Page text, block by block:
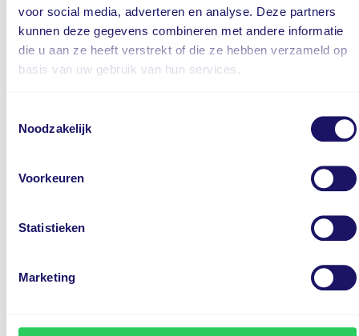
voor social media, adverteren en analyse. Deze partners
kunnen deze gegevens combineren met andere informatie
die u aan ze heeft verstrekt of die ze hebben verzameld op
basis van uw gebruik van hun services.
Noodzakelijk
Voorkeuren
Statistieken
Marketing
Schakelpaddels
Skidplate, voor en achter, zilvergrijs
Snelheidsbordenherkenning (ISLA)
Solid kleur
Stoel, passagier, elektrisch verstelbaar
Stoelen achter, verwarmbaar
Stoelen vóór, verwarmbaar
Stuurwiel, in hoogte en diepte verstelbaar
Stuurwiel, verwarmd